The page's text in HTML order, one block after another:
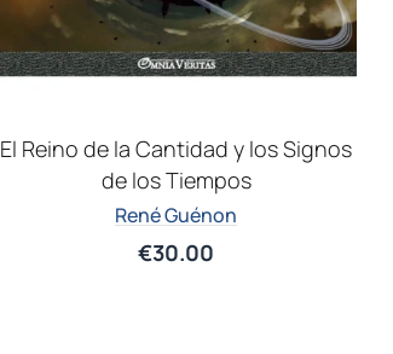
El Reino de la Cantidad y los Signos
de los Tiempos
René Guénon
€30.00